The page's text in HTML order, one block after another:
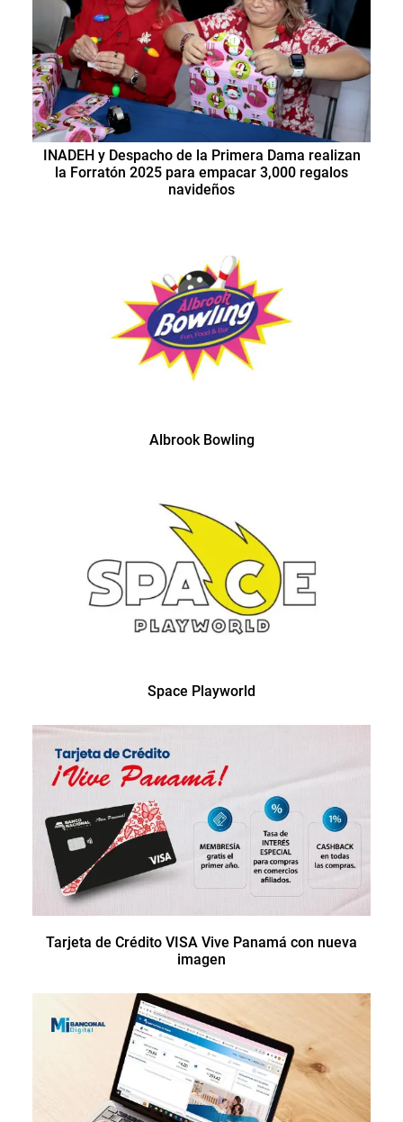
INADEH y Despacho de la Primera Dama realizan
la Forratón 2025 para empacar 3,000 regalos
navideños
Albrook Bowling
Space Playworld
Tarjeta de Crédito VISA Vive Panamá con nueva
imagen